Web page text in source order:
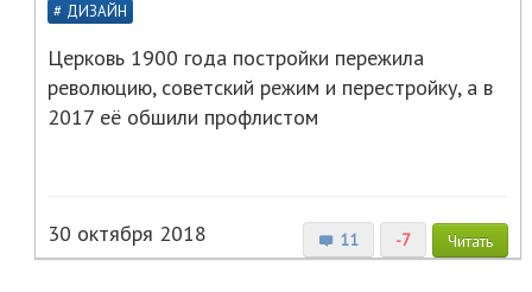
ДИЗАЙН
Церковь 1900 года постройки пережила
революцию, советский режим и перестройку, а в
2017 её обшили профлистом
11 -7 Читать
30 октября 2018